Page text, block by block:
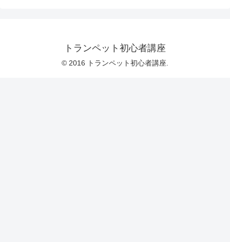
トランペット初心者講座
© 2016 トランペット初心者講座.